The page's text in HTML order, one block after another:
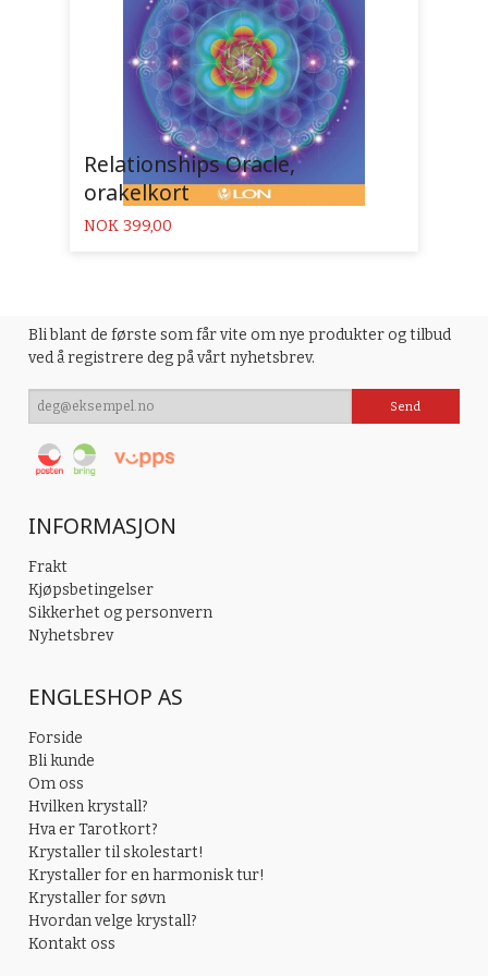
Relationships Oracle,
orakelkort
Pris
NOK 399,00
Bli blant de første som får vite om nye produkter og tilbud
ved å registrere deg på vårt nyhetsbrev.
INFORMASJON
Frakt
Kjøpsbetingelser
Sikkerhet og personvern
Nyhetsbrev
ENGLESHOP AS
Forside
Bli kunde
Om oss
Hvilken krystall?
Hva er Tarotkort?
Krystaller til skolestart!
Krystaller for en harmonisk tur!
Krystaller for søvn
Hvordan velge krystall?
Kontakt oss